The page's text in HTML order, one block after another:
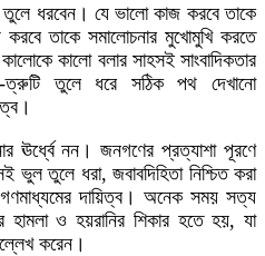
তুলে ধরবেন। যে ভালো কাজ করবে তাকে
তাকে সমালোচনার মুখোমুখি করতে
কালো বলার সাহসই সাংবাদিকতার
ত্রুটি তুলে ধরে সঠিক পথ দেখানো
ঊর্ধ্বে নন। জনগণের প্রত্যাশা পূরণে
তুলে ধরা, জবাবদিহিতা নিশ্চিত করা
দায়িত্ব। অনেক সময় সত্য
হামলা ও হয়রানির শিকার হতে হয়, যা
করেন।